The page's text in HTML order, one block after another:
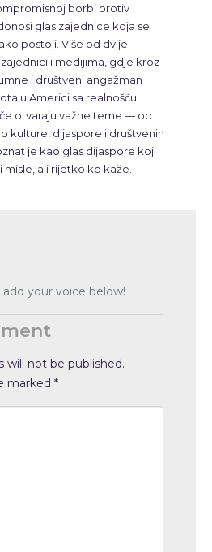
borbi protiv
glas zajednice koja se
postoji. Više od dvije
i medijima, gdje kroz
i društveni angažman
u Americi sa realnošću
otvaraju važne teme — od
kulture, dijaspore i društvenih
je kao glas dijaspore koji
ali rijetko ko kaže.
your voice below!
will not be published.
marked *